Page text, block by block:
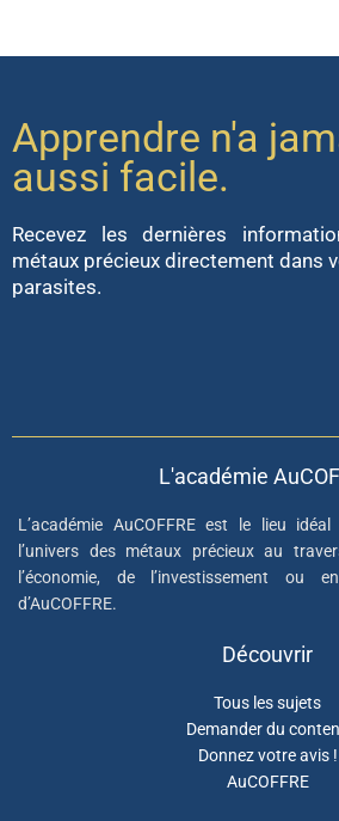
Apprendre n'a
aussi facile.
Recevez les dernières
métaux précieux directement dans
parasites.
L'académie
L’académie AuCOFFRE est le lieu
l’univers des métaux précieux au
l’économie, de l’investissement ou
d’AuCOFFRE.
Découvrir
Tous les sujets
Demander du
Donnez votre avis !
AuCOFFRE